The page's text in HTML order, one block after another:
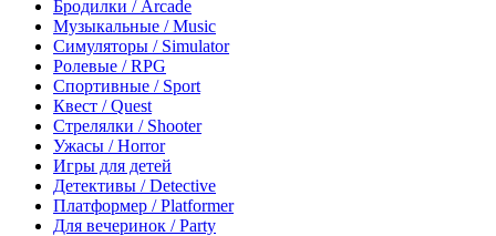
Бродилки / Arcade
Музыкальные / Music
Симуляторы / Simulator
Ролевые / RPG
Спортивные / Sport
Квест / Quest
Стрелялки / Shooter
Ужасы / Horror
Игры для детей
Детективы / Detective
Платформер / Platformer
Для вечеринок / Party